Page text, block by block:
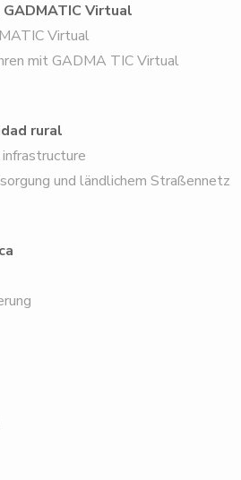
Virtual
Virtual
mit GADMA TIC Virtual
rural
und ländlichem Straßennetz